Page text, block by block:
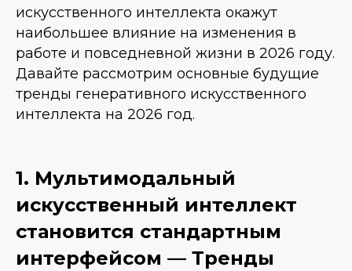
искусственного интеллекта окажут
наибольшее влияние на изменения в
работе и повседневной жизни в 2026 году.
Давайте рассмотрим основные будущие
тренды генеративного искусственного
интеллекта на 2026 год.
1. Мультимодальный
искусственный интеллект
становится стандартным
интерфейсом — Тренды